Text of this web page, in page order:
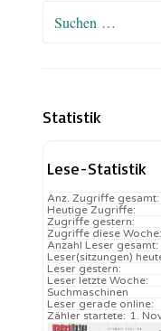
Suchen
Statistik
Lese-Statistik
Anz. Zugriffe gesamt:
Heutige Zugriffe:
Zugriffe gestern:
Zugriffe diese Woche:
Anzahl Leser gesamt:
Leser(sitzungen)
Leser gestern:
Leser letzte Woche:
Suchmaschinen
Leser gerade online:
1.
Zähler startete: